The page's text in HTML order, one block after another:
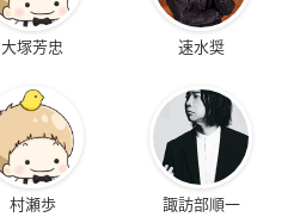
大塚芳忠 速水奨
村瀬歩 諏訪部順一